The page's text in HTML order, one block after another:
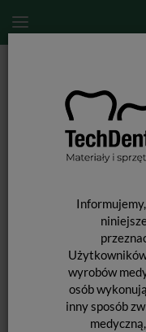
wyrobów
osób
inny sposób
Pilniki maszynowe